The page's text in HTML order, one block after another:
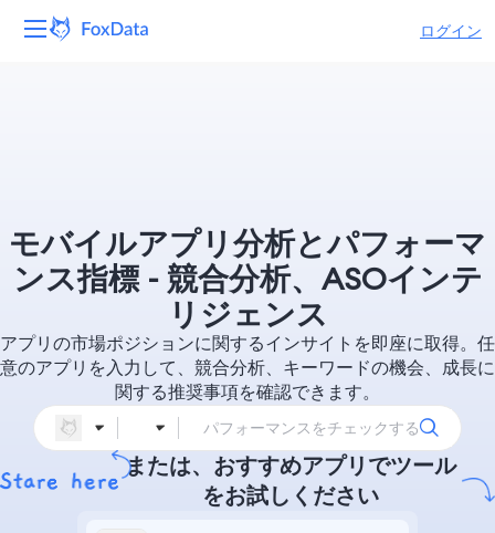
ログイン
リソース
会社
モバイルアプリ分析とパフォーマ
ンス指標 - 競合分析、ASOインテ
リジェンス
アプリの市場ポジションに関するインサイトを即座に取得。任
意のアプリを入力して、競合分析、キーワードの機会、成長に
関する推奨事項を確認できます。
または、おすすめアプリでツール
をお試しください